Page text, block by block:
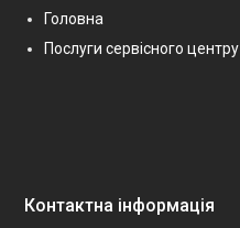
Головна
Послуги сервісного центру